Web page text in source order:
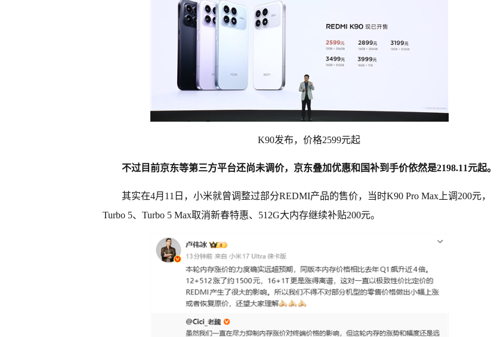
K90发布，价格2599元起
不过目前京东等第三方平台还尚未调价，京东叠加优惠和国补到手价依然是2198.11元起。
其实在4月11日，小米就曾调整过部分REDMI产品的售价，当时K90 Pro Max上调200元，
Turbo 5、Turbo 5 Max取消新春特惠、512G大内存继续补贴200元。